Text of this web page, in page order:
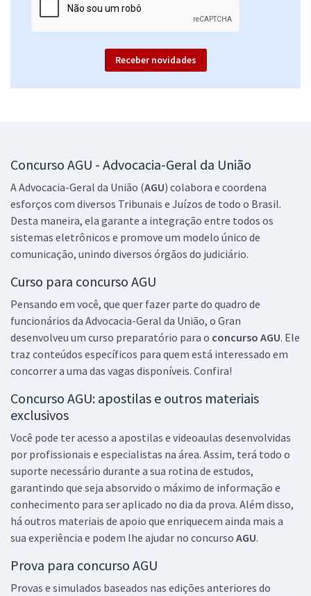
Economize R$ 47,96 (-20%)
Comprar
Economize R$ 47,96 (-20%)
Comprar
AGU - Advocacia-Geral da União - Conhecimentos Básicos para todos
ou 12x deR$26,65
Economize R$ 79,96 (-20%)
AGU - Advocacia-Geral da União - Conhecimentos Específicos para o
R$ 191,84à vista
ou 12x deR$ 15,99
Economize R$ 47,96 (-20%)
Comprar
AGU - Advocacia-Geral da União - Conhecimentos Específicos para o
Cargo: Administrador
Receber novidades
Concurso AGU - Advocacia-Geral da União
A Advocacia-Geral da União (AGU) colabora e coordena
esforços com diversos Tribunais e Juízos de todo o Brasil.
Desta maneira, ela garante a integração entre todos os
sistemas eletrônicos e promove um modelo único de
comunicação, unindo diversos órgãos do judiciário.
Curso para concurso AGU
Pensando em você, que quer fazer parte do quadro de
funcionários da Advocacia-Geral da União, o Gran
desenvolveu um curso preparatório para o concurso AGU. Ele
traz conteúdos específicos para quem está interessado em
concorrer a uma das vagas disponíveis. Confira!
Concurso AGU: apostilas e outros materiais
exclusivos
Você pode ter acesso a apostilas e videoaulas desenvolvidas
por profissionais e especialistas na área. Assim, terá todo o
suporte necessário durante a sua rotina de estudos,
garantindo que seja absorvido o máximo de informação e
conhecimento para ser aplicado no dia da prova. Além disso,
há outros materiais de apoio que enriquecem ainda mais a
sua experiência e podem lhe ajudar no concurso AGU.
Prova para concurso AGU
Provas e simulados baseados nas edições anteriores do